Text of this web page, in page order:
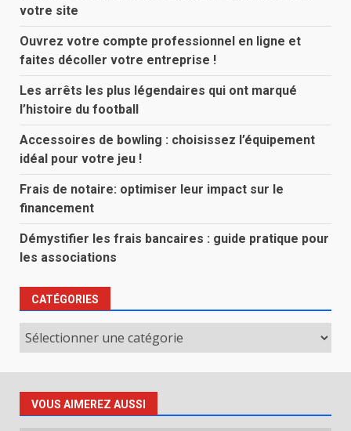
votre site
Ouvrez votre compte professionnel en ligne et
faites décoller votre entreprise !
Les arrêts les plus légendaires qui ont marqué
l’histoire du football
Accessoires de bowling : choisissez l’équipement
idéal pour votre jeu !
Frais de notaire: optimiser leur impact sur le
financement
Démystifier les frais bancaires : guide pratique pour
les associations
CATÉGORIES
Catégories
VOUS AIMEREZ AUSSI